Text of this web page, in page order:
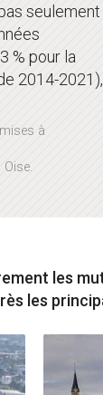
seulement
% pour la
2014-2021),
à
Oise.
les
les